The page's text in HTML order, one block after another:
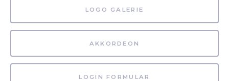
LOGO GALERIE
AKKORDEON
LOGIN FORMULAR